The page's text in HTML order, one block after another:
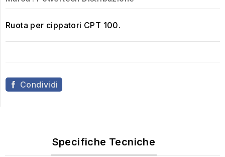
Ruota per cippatori CPT 100.
Condividi
Specifiche Tecniche